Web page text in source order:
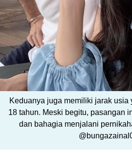
Keduanya juga memiliki jarak usia
18 tahun. Meski begitu, pasangan
dan bahagia menjalani